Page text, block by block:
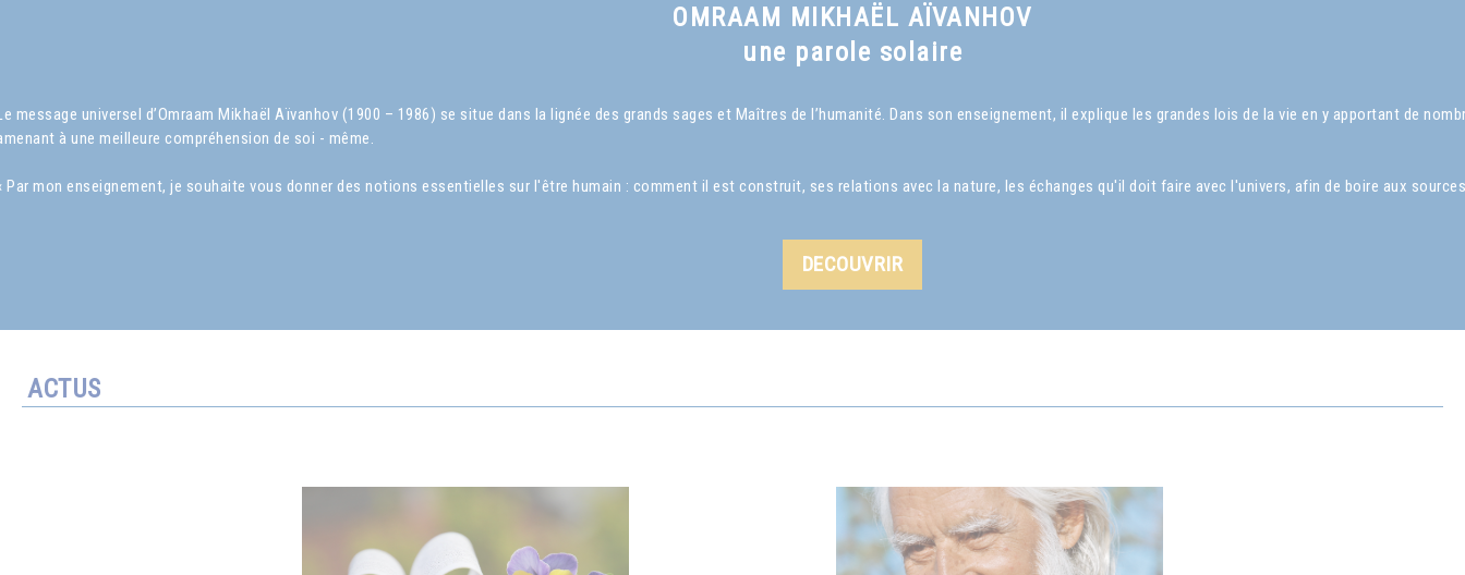
OMRAAM MIKHAËL AÏVANHOV
une parole solaire
message universel d’Omraam Mikhaël Aïvanhov (1900 – 1986) se situe dans la lignée des grands sages et Maîtres de l’humanité. Dans son enseignement, il explique les grandes lois de la vie en y apportant de
à une meilleure compréhension de soi - même.
Par mon enseignement, je souhaite vous donner des notions essentielles sur l'être humain : comment il est construit, ses relations avec la nature, les échanges qu'il doit faire avec l'univers, afin de boire aux
DECOUVRIR
ACTUS